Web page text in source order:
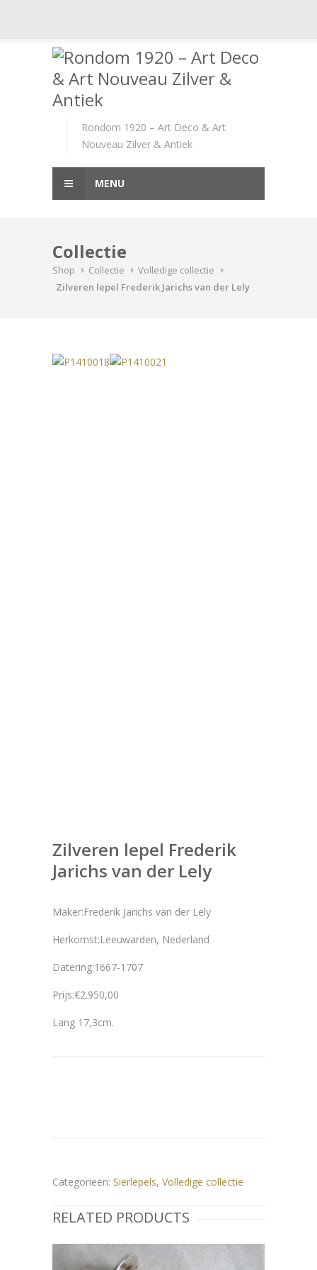
Rondom 1920 – Art Deco & Art
Nouveau Zilver & Antiek
MENU
Collectie
Shop Collectie
Volledige collectie
Zilveren lepel Frederik Jarichs van der Lely
Zilveren lepel Frederik
Jarichs van der Lely
Maker:Frederik Jarichs van der Lely
Herkomst:Leeuwarden, Nederland
Datering:1667-1707
Prijs:€2.950,00
Lang 17,3cm.
Categorieën: Sierlepels, Volledige collectie
RELATED PRODUCTS